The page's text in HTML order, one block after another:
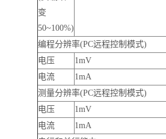
变
50~100%)
编程分辨率(PC远程控制模式)
电压
1mV
电流
1mA
测量分辨率(PC远程控制模式)
电压
1mV
电流
1mA